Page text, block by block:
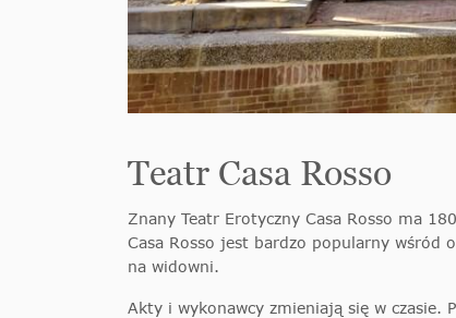
Teatr Casa Rosso
Znany Teatr Erotyczny Casa Rosso ma
Casa Rosso jest bardzo popularny wśród
na widowni.
Akty i wykonawcy zmieniają się w czasie.